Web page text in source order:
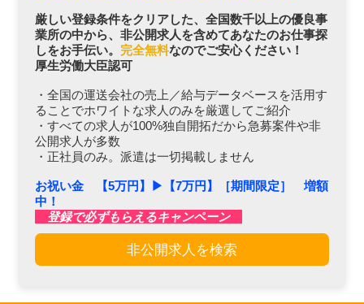
厳しい登録条件をクリアした、全国数千以上の優良事
業所の中から、非公開求人を含めてあなたのお仕事探
しをお手伝い。 完全無料なのでご安心ください！
厚生労働大臣認可
・全国の運送会社の売上／給与データベースを活用す
ることでホワイトな求人のみを厳選してご紹介
・すべての求人が100%独自開拓だから急募案件や非
公開求人が多数
・正社員のみ。派遣は一切掲載しません
お祝い金 【5万円】▶︎【7万円】［期間限定］ 増額
中！
登録で必ずもらえるキャンペーン
非公開求人を検索